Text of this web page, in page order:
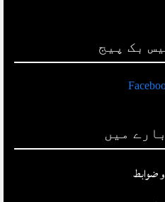
بک پیج
میں
و ضوابط